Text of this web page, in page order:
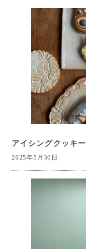
アイシングクッキー
2025年5月30日